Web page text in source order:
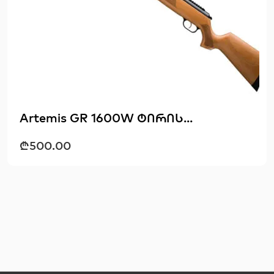
Artemis GR 1600W ტირის...
₾500.00